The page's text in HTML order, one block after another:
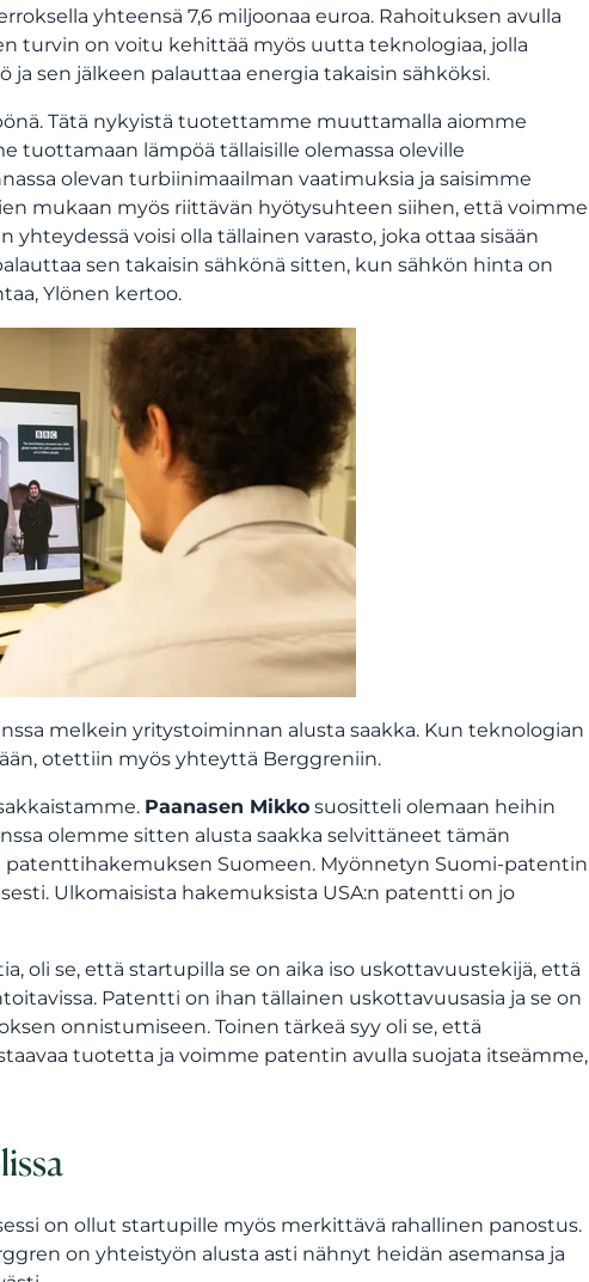
yhteensä 7,6 miljoonaa euroa. Rahoituksen avulla
turvin on voitu kehittää myös uutta teknologiaa, jolla
sen jälkeen palauttaa energia takaisin sähköksi.
Tätä nykyistä tuotettamme muuttamalla aiomme
tuottamaan lämpöä tällaisille olemassa oleville
olevan turbiinimaailman vaatimuksia ja saisimme
mukaan myös riittävän hyötysuhteen siihen, että voimme
voisi olla tällainen varasto, joka ottaa sisään
sen takaisin sähkönä sitten, kun sähkön hinta on
Ylönen kertoo.
melkein yritystoiminnan alusta saakka. Kun teknologian
otettiin myös yhteyttä Berggreniin.
Paanasen Mikko suositteli olemaan heihin
olemme sitten alusta saakka selvittäneet tämän
Suomeen. Myönnetyn Suomi-patentin
Ulkomaisista hakemuksista USA:n patentti on jo
oli se, että startupilla se on aika iso uskottavuustekijä, että
Patentti on ihan tällainen uskottavuusasia ja se on
onnistumiseen. Toinen tärkeä syy oli se, että
tuotetta ja voimme patentin avulla suojata itseämme,
on ollut startupille myös merkittävä rahallinen panostus.
on yhteistyön alusta asti nähnyt heidän asemansa ja